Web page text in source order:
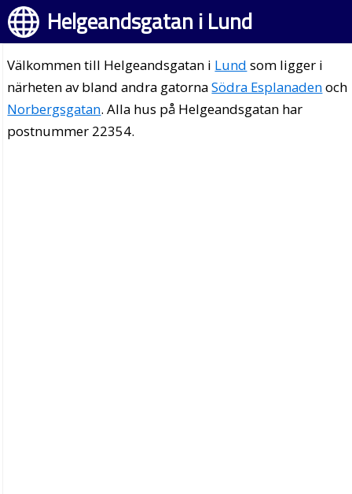
Helgeandsgatan i Lund
Välkommen till Helgeandsgatan i Lund som ligger i
närheten av bland andra gatornaSödra Esplanadenoch
Norbergsgatan. Alla hus på Helgeandsgatan har
postnummer 22354.